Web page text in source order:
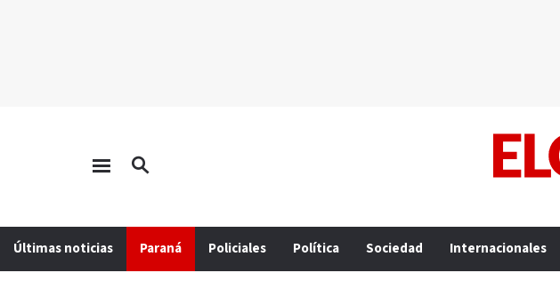
Últimas noticias Paraná Policiales Política Sociedad Internacionales